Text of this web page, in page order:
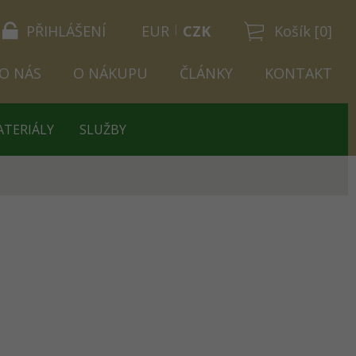
PŘIHLÁŠENÍ Košík [0]
EUR CZK
O NÁS O NÁKUPU ČLÁNKY KONTAKT
SLUŽBY